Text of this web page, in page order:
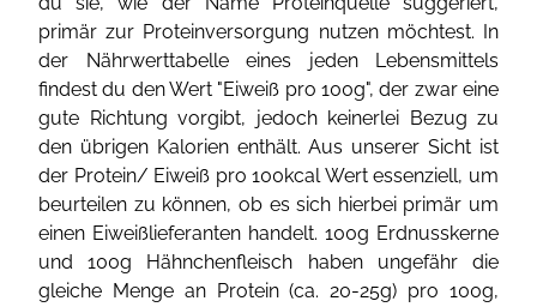
primär zur Proteinversorgung nutzen möchtest. In
der Nährwerttabelle eines jeden Lebensmittels
findest du den Wert "Eiweiß pro 100g", der zwar eine
gute Richtung vorgibt, jedoch keinerlei Bezug zu
den übrigen Kalorien enthält. Aus unserer Sicht ist
der Protein/ Eiweiß pro 100kcal Wert essenziell, um
beurteilen zu können, ob es sich hierbei primär um
einen Eiweißlieferanten handelt. 100g Erdnusskerne
und 100g Hähnchenfleisch haben ungefähr die
gleiche Menge an Protein (ca. 20-25g) pro 100g,